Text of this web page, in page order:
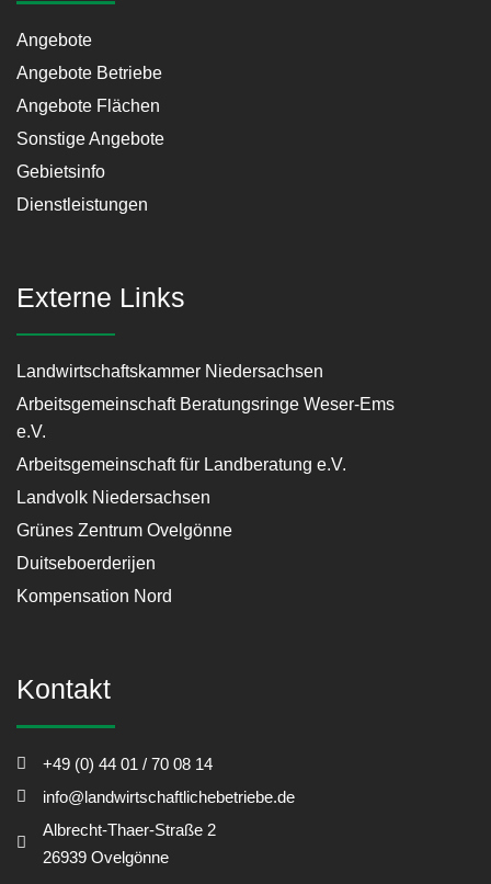
Angebote
Angebote Betriebe
Angebote Flächen
Sonstige Angebote
Gebietsinfo
Dienstleistungen
Externe Links
Landwirtschaftskammer Niedersachsen
Arbeitsgemeinschaft Beratungsringe Weser-Ems
e.V.
Arbeitsgemeinschaft für Landberatung e.V.
Landvolk Niedersachsen
Grünes Zentrum Ovelgönne
Duitseboerderijen
Kompensation Nord
Kontakt
+49 (0) 44 01 / 70 08 14
info@landwirtschaftlichebetriebe.de
Albrecht-Thaer-Straße 2
26939 Ovelgönne